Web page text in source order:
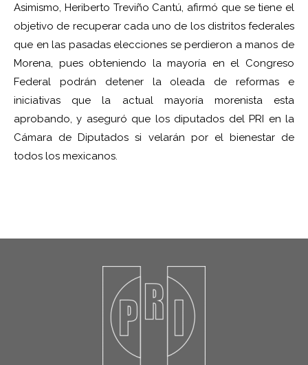
Asimismo, Heriberto Treviño Cantú, afirmó que se tiene el
objetivo de recuperar cada uno de los distritos federales
que en las pasadas elecciones se perdieron a manos de
Morena, pues obteniendo la mayoría en el Congreso
Federal podrán detener la oleada de reformas e
iniciativas que la actual mayoría morenista esta
aprobando, y aseguró que los diputados del PRI en la
Cámara de Diputados si velarán por el bienestar de
todos los mexicanos.